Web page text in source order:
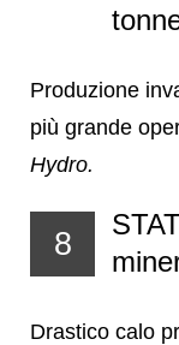
Produzione
più grande
Hydro.
8
Drastico calo